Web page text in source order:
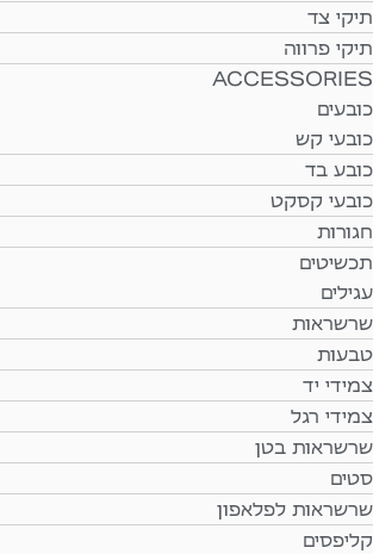
תיקי צד
תיקי פרווה
ACCESSORIES
כובעים
כובעי קש
כובע בד
כובעי קסקט
חגורות
תכשיטים
עגילים
שרשראות
טבעות
צמידי יד
צמידי רגל
שרשראות בטן
סטים
שרשראות לפלאפון
קליפסים